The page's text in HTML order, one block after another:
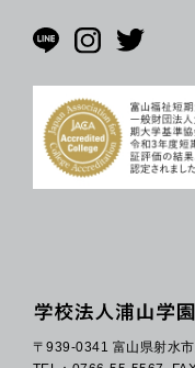
〒939-0341 富山県射水